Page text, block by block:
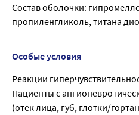
Состав оболочки:
пропиленгликоль, титана
Особые условия
Реакции
Пациенты с
(отек лица, губ, глотки/